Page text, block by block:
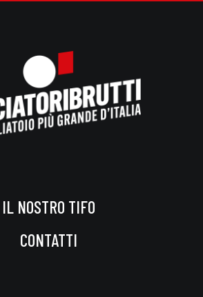
IL NOSTRO TIFO
CONTATTI